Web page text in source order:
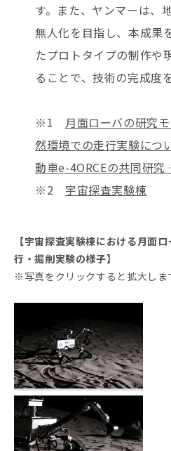
す。また、ヤンマーは、
無人化を目指し、本成果
たプロトタイプの制作や
ることで、技術の完成度
※1 月面ローバの研究
然環境での走行実験につ
動車e-4ORCEの共同研
※2 宇宙探査実験棟
【宇宙探査実験棟における月面
行・掘削実験の様子】
※写真をクリックすると拡大しま